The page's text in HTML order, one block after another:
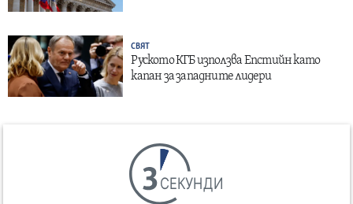
СВЯТ
Руското КГБ използва Епстийн като
капан за западните лидери
СЕКУНДИ